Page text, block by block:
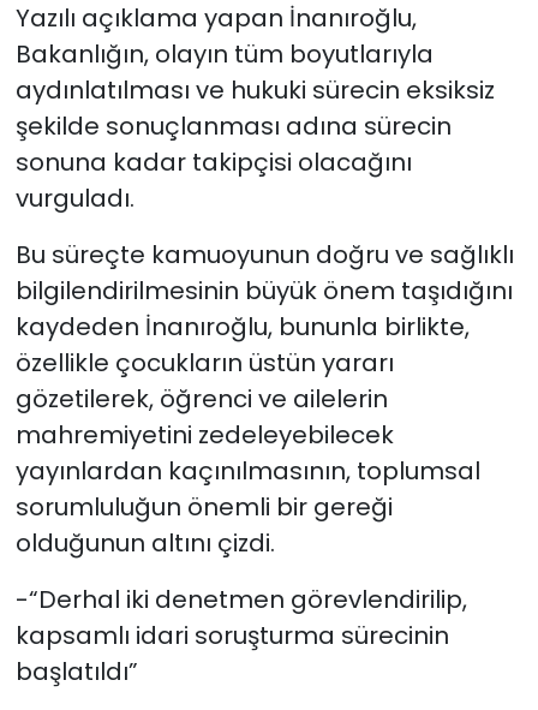
Yazılı açıklama yapan İnanıroğlu,
Bakanlığın, olayın tüm boyutlarıyla
aydınlatılması ve hukuki sürecin eksiksiz
şekilde sonuçlanması adına sürecin
sonuna kadar takipçisi olacağını
vurguladı.
Bu süreçte kamuoyunun doğru ve sağlıklı
bilgilendirilmesinin büyük önem taşıdığını
kaydeden İnanıroğlu, bununla birlikte,
özellikle çocukların üstün yararı
gözetilerek, öğrenci ve ailelerin
mahremiyetini zedeleyebilecek
yayınlardan kaçınılmasının, toplumsal
sorumluluğun önemli bir gereği
olduğunun altını çizdi.
-“Derhal iki denetmen görevlendirilip,
kapsamlı idari soruşturma sürecinin
başlatıldı”